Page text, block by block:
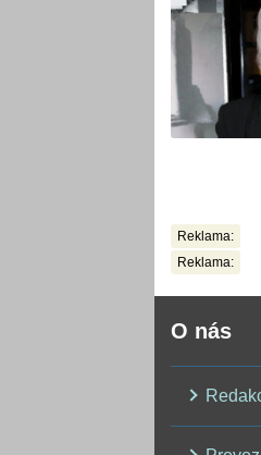
Reklama:
Reklama:
O nás